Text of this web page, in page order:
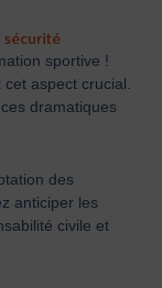
sécurité
sportive !
aspect crucial.
dramatiques
des
anticiper les
civile et